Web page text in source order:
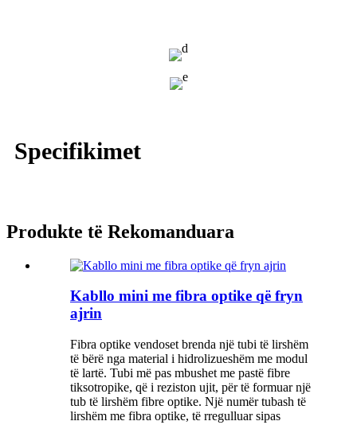
Specifikimet
Produkte të Rekomanduara
Kabllo mini me fibra optike që fryn
ajrin
Fibra optike vendoset brenda një tubi të lirshëm
të bërë nga material i hidrolizueshëm me modul
të lartë. Tubi më pas mbushet me pastë fibre
tiksotropike, që i reziston ujit, për të formuar një
tub të lirshëm fibre optike. Një numër tubash të
lirshëm me fibra optike, të rregulluar sipas